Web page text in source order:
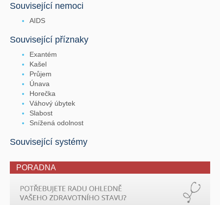
Související nemoci
AIDS
Související příznaky
Exantém
Kašel
Průjem
Únava
Horečka
Váhový úbytek
Slabost
Snížená odolnost
Související systémy
PORADNA